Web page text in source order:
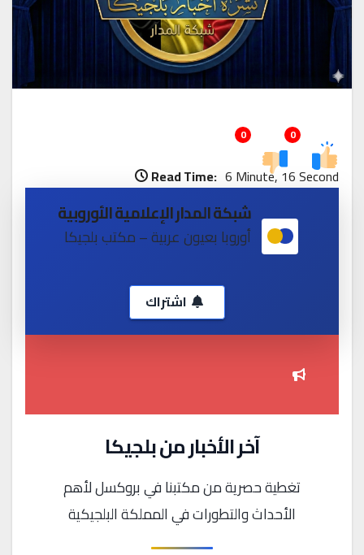
0
0
Read Time: 6 Minute, 16 Second
شبكة المدار الإعلامية الأوروبية
أوروبا بعيون عربية – مكتب بلجيكا
اشتراك
آخر الأخبار من بلجيكا
تغطية حصرية من مكتبنا في بروكسل لأهم
الأحداث والتطورات في المملكة البلجيكية